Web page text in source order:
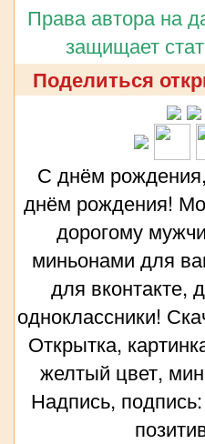
Права автора на
защищает
Поделиться
С днём
днём рождения!
дорогому
миньонами для
для вконтакте,
одноклассники!
Открытка,
желтый цвет,
Надпись,